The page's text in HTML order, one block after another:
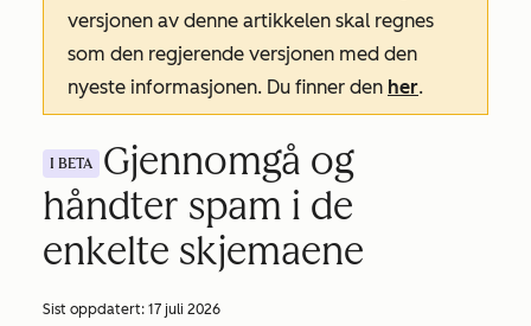
versjonen av denne artikkelen skal regnes
som den regjerende versjonen med den
nyeste informasjonen. Du finner den her.
I BETA
Gjennomgå og
håndter spam i de
enkelte skjemaene
Sist oppdatert: 17 juli 2026